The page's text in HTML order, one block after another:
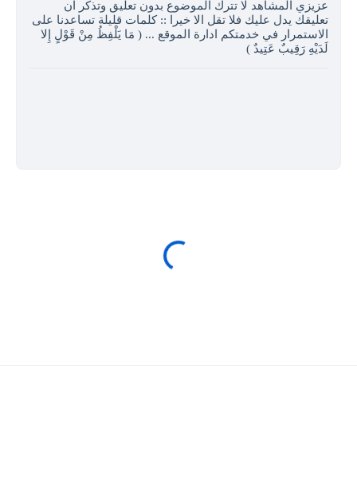
عزيزي المشاهد لا تترك الموضوع بدون تعليق وتذكر ان
تعليقك يدل عليك فلا تقل الا خيرا :: كلمات قليلة تساعدنا على
الاستمرار في خدمتكم ادارة الموقع ... ( مَا يَلْفِظُ مِنْ قَوْلٍ إِلا
لَدَيْهِ رَقِيبٌ عَتِيدٌ )